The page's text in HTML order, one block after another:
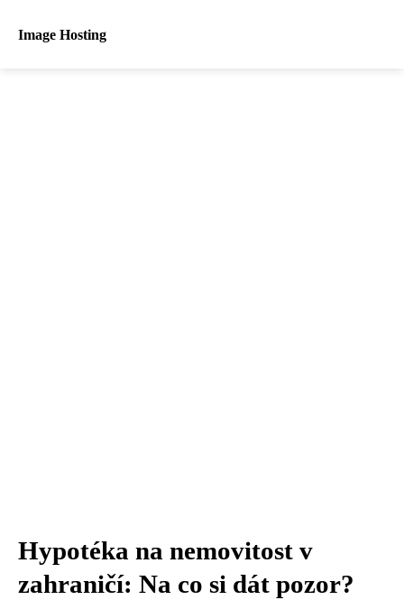
Image Hosting
Hypotéka na nemovitost v
zahraničí: Na co si dát pozor?